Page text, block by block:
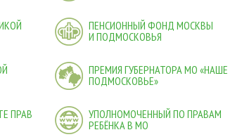
ПЕНСИОННЫЙ ФОНД МОСКВЫ
И ПОДМОСКОВЬЯ
ПРЕМИЯ ГУБЕРНАТОРА МО «НАШЕ
ПОДМОСКОВЬЕ»
ПРАВ
УПОЛНОМОЧЕННЫЙ ПО ПРАВАМ
РЕБЁНКА В МО